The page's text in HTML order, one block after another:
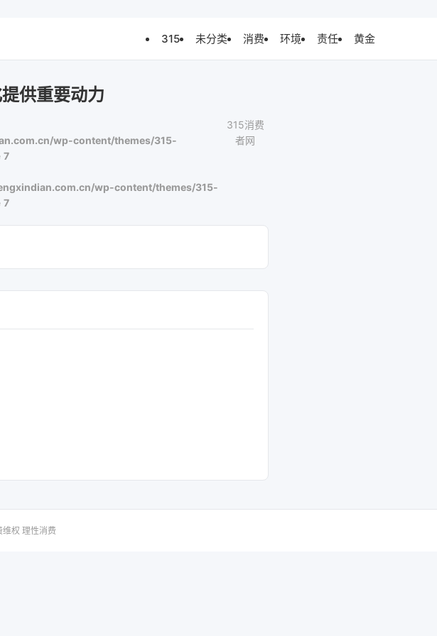
315 未分类 消费 环境 责任 黄金
供重要动力
wp-content/themes/315-
7
wp-content/themes/315-
7
315消费
者网
权 理性消费